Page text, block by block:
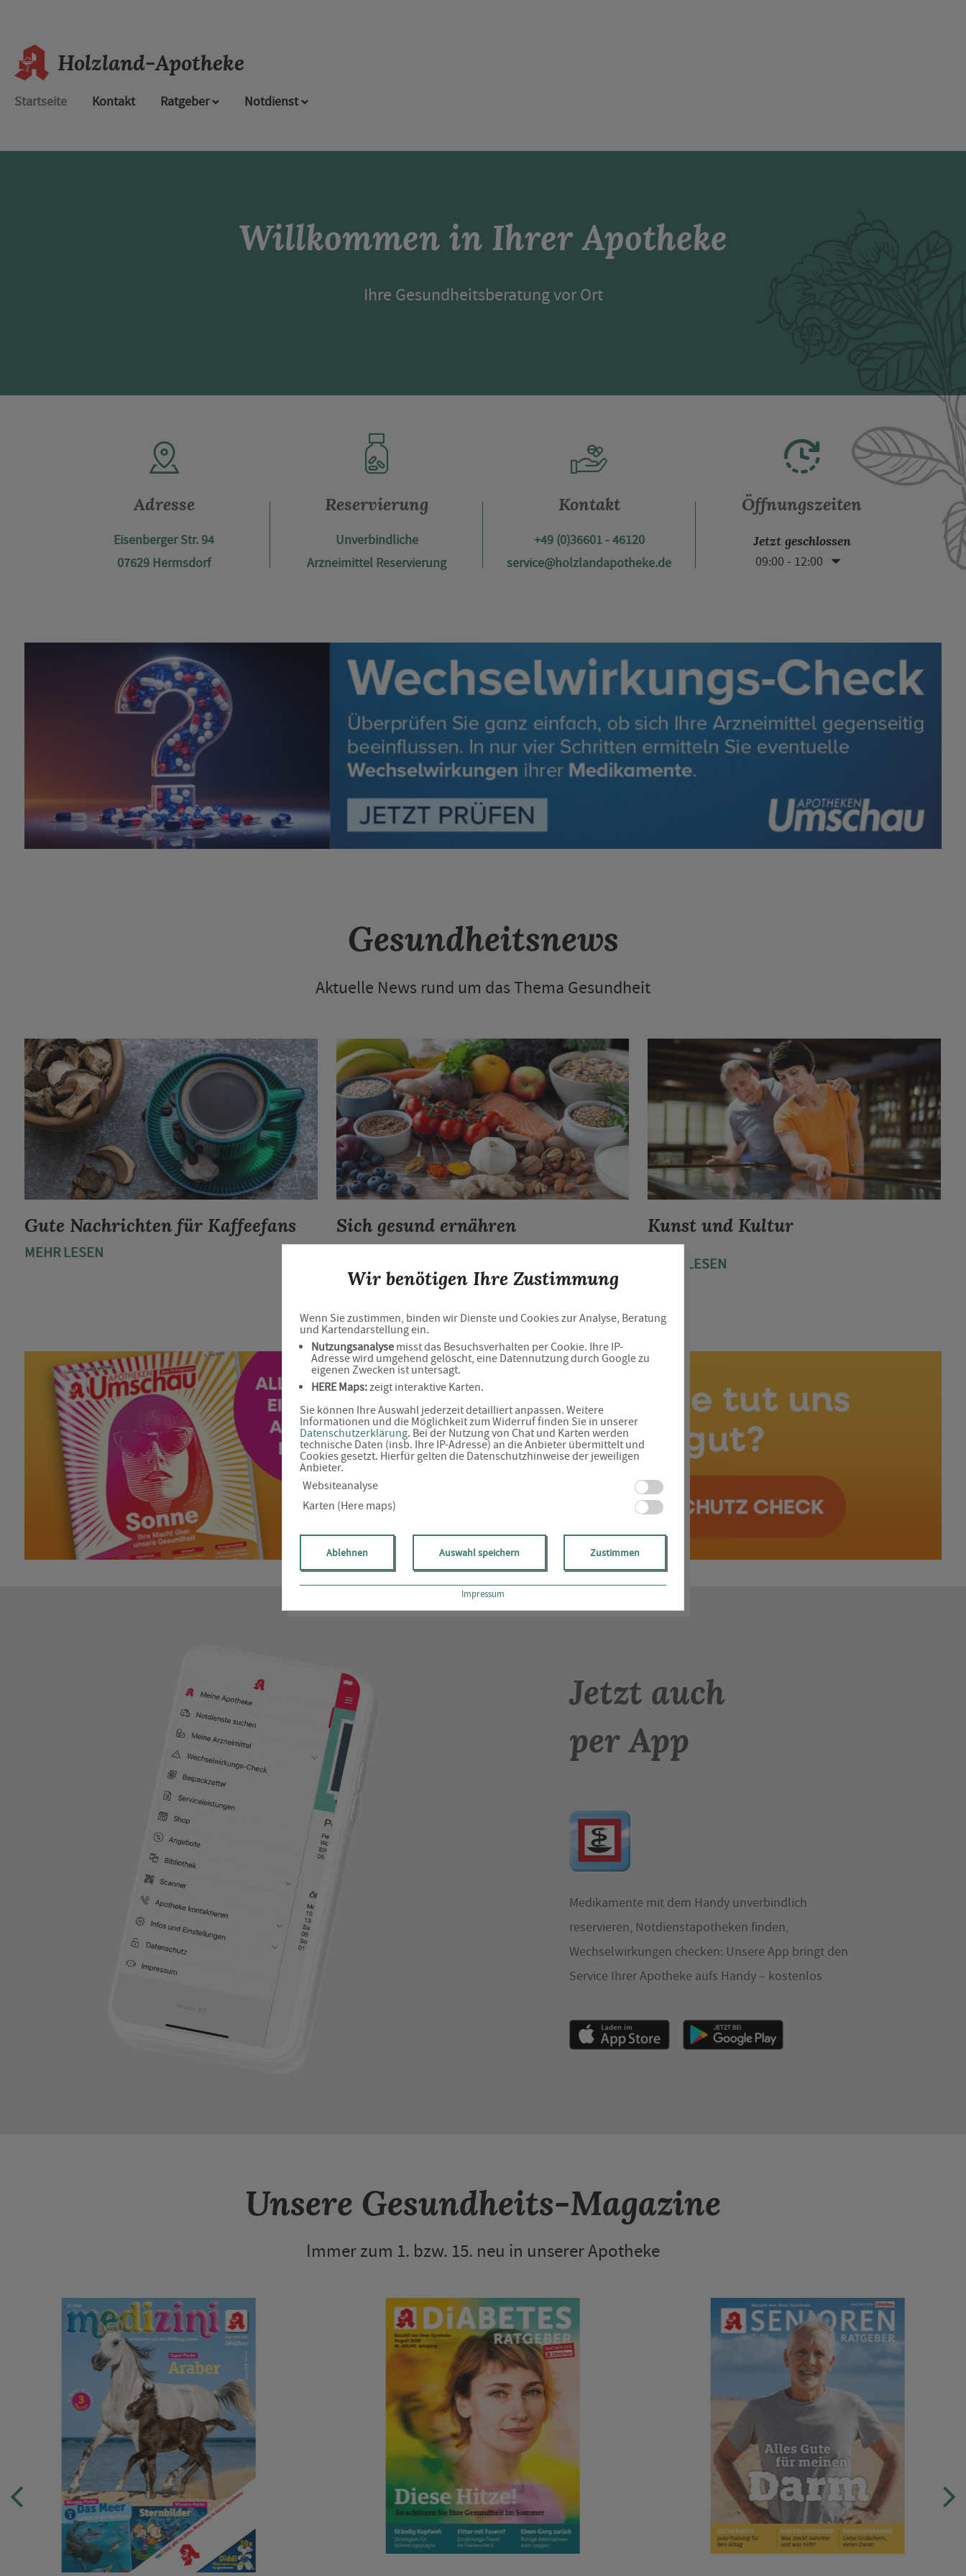
Wir benötigen Ihre Zustimmung
Wenn Sie zustimmen, binden wir Dienste und Cookies zur Analyse, Beratung
und Kartendarstellung ein.
Nutzungsanalyse misst das Besuchsverhalten per Cookie. Ihre IP-
Adresse wird umgehend gelöscht, eine Datennutzung durch Google zu
eigenen Zwecken ist untersagt.
HERE Maps:zeigt interaktive Karten.
Sie können Ihre Auswahl jederzeit detailliert anpassen. Weitere
Informationen und die Möglichkeit zum Widerruf finden Sie in unserer
Datenschutzerklärung. Bei der Nutzung von Chat und Karten werden
technische Daten (insb. Ihre IP-Adresse) an die Anbieter übermittelt und
Cookies gesetzt. Hierfür gelten die Datenschutzhinweise der jeweiligen
Anbieter.
Websiteanalyse
Karten (Here maps)
Ablehnen Auswahl speichern Zustimmen
Impressum
Holzland-Apotheke
Startseite Kontakt Ratgeber Notdienst
Willkommen in Ihrer Apotheke
Ihre Gesundheitsberatung vor Ort
Adresse
Eisenberger Str. 94
07629 Hermsdorf
Reservierung
Unverbindliche
Arzneimittel Reservierung
Kontakt
+49 (0)36601 - 46120
service@holzlandapotheke.de
Öffnungszeiten
Jetzt geschlossen
09:00 - 12:00
Gesundheitsnews
Aktuelle News rund um das Thema Gesundheit
Gute Nachrichten für Kaffeefans
MEHR LESEN
Sich gesund ernähren Kunst und Kultur
MEHR LESEN
Jetzt auch
per App
Medikamente mit dem Handy unverbindlich
reservieren, Notdienstapotheken finden,
Wechselwirkungen checken: Unsere App bringt den
Service Ihrer Apotheke aufs Handy – kostenlos
Unsere Gesundheits-Magazine
Immer zum 1. bzw. 15. neu in unserer Apotheke